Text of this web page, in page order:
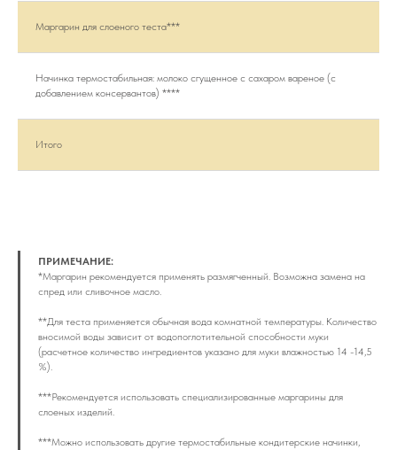
Маргарин для слоеного теста***
Начинка термостабильная: молоко сгущенное с сахаром вареное (с
добавлением консервантов) ****
Итого
ПРИМЕЧАНИЕ:
*Маргарин рекомендуется применять размягченный. Возможна замена на
спред или сливочное масло.
**Для теста применяется обычная вода комнатной температуры. Количество
вносимой воды зависит от водопоглотительной способности муки
(расчетное количество ингредиентов указано для муки влажностью 14 -14,5
%).
***Рекомендуется использовать специализированные маргарины для
слоеных изделий.
***Можно использовать другие термостабильные кондитерские начинки,